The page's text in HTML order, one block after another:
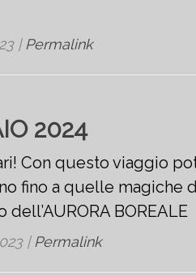
| Permalink
2024
Con questo viaggio
fino a quelle magiche
BOREALE
| Permalink